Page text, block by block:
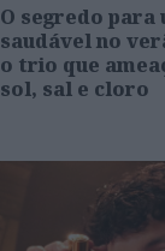
O segredo para
saudável no
o trio que
sol, sal e cloro